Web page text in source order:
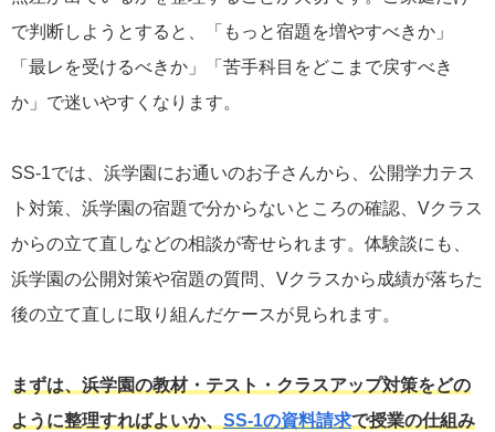
で判断しようとすると、「もっと宿題を増やすべきか」
「最レを受けるべきか」「苦手科目をどこまで戻すべき
か」で迷いやすくなります。
SS-1では、浜学園にお通いのお子さんから、公開学力テス
ト対策、浜学園の宿題で分からないところの確認、Vクラス
からの立て直しなどの相談が寄せられます。体験談にも、
浜学園の公開対策や宿題の質問、Vクラスから成績が落ちた
後の立て直しに取り組んだケースが見られます。
まずは、浜学園の教材・テスト・クラスアップ対策をどの
ように整理すればよいか、 SS-1の資料請求で授業の仕組み